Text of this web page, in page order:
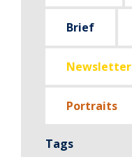
Brief
Newsletter
Portraits
Tags